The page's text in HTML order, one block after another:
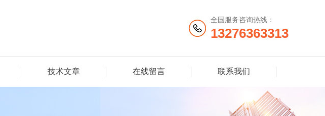
全国服务咨询热线：
13276363313
技术文章 在线留言 联系我们